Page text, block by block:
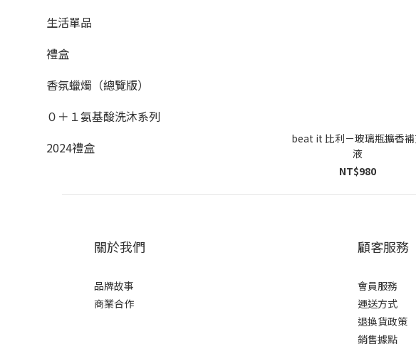
生活單品
禮盒
香氛蠟燭（總覽版）
０＋１氨基酸洗沐系列
2024禮盒
beat it 比利－玻璃瓶擴香
液
NT$980
關於我們
品牌故事
商業合作
顧客服務
會員服務
運送方式
退換貨政策
銷售據點